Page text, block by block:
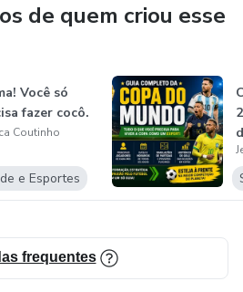
de quem criou esse
Você só
fazer cocô.
Coutinho
e Esportes
frequentes